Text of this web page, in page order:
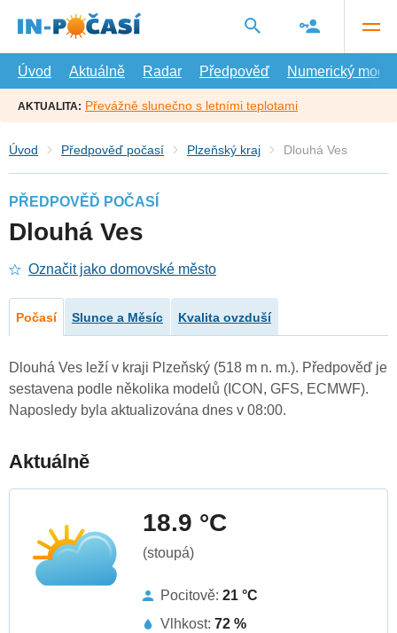
hlavní
Úvod
Aktuálně Radar Předpověď Numerický model
AKTUALITA: Převážně slunečno s letními teplotami
Úvod Předpověď počasí Plzeňský kraj Dlouhá Ves
PŘEDPOVĚĎ POČASÍ
Dlouhá Ves
Označit jako domovské město
Počasí Slunce a Měsíc Kvalita ovzduší
Dlouhá Ves leží v kraji Plzeňský (518 m n. m.). Předpověď je
sestavena podle několika modelů (ICON, GFS, ECMWF).
Naposledy byla aktualizována dnes v 08:00.
Aktuálně
18.9 °C
(stoupá)
Pocitově: 21 °C
Vlhkost: 72 %